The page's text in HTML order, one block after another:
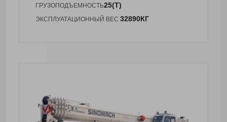
ГРУЗОПОДЪЕМНОСТЬ25(Т)
ЭКСПЛУАТАЦИОННЫЙ ВЕС32890КГ